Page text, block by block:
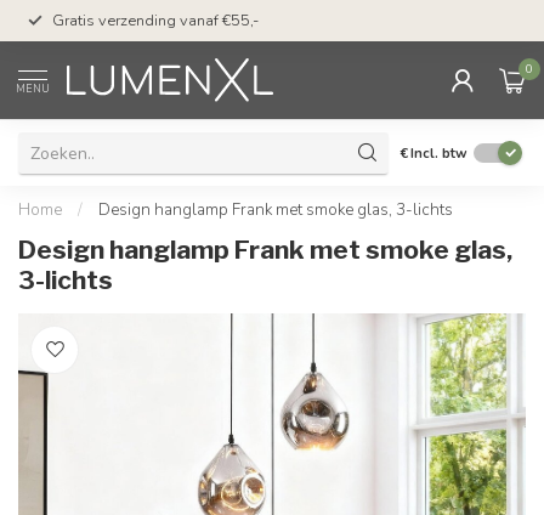
Gratis verzending vanaf €55,-
MENU
0
€Incl. btw
Home / Design hanglamp Frank met smoke glas, 3-lichts
Design hanglamp Frank met smoke glas,
3-lichts